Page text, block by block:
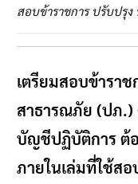
สอบข้าราชการ ปรับปรุ
เตรียมสอบข้ารา
สาธารณภัย (ปภ.)
บัญชีปฏิบัติการ ต้อ
ภายในเล่มที่ใช้ส